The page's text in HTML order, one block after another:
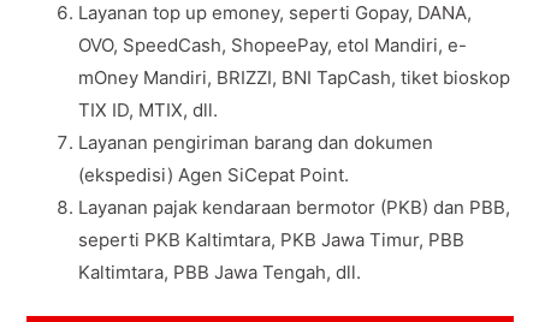
Layanan top up emoney, seperti Gopay, DANA,
OVO, SpeedCash, ShopeePay, etol Mandiri, e-
mOney Mandiri, BRIZZI, BNI TapCash, tiket bioskop
TIX ID, MTIX, dll.
Layanan pengiriman barang dan dokumen
(ekspedisi) Agen SiCepat Point.
Layanan pajak kendaraan bermotor (PKB) dan PBB,
seperti PKB Kaltimtara, PKB Jawa Timur, PBB
Kaltimtara, PBB Jawa Tengah, dll.